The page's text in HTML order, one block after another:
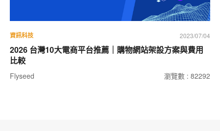
資訊科技 2023/07/04
2026 台灣10大電商平台推薦｜購物網站架設方案與費用
比較
Flyseed 瀏覽數 : 82292